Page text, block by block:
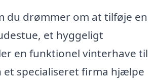
du drømmer om at tilføje en
et hyggeligt
en funktionel vinterhave til
et specialiseret firma hjælpe